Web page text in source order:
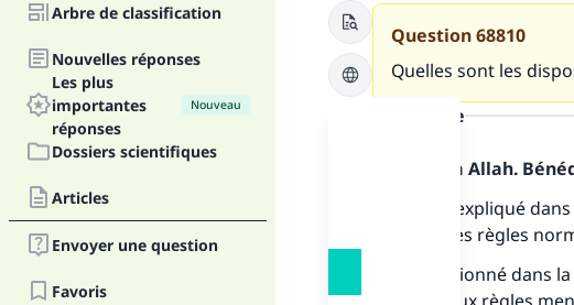
Arbre de classification
Nouvelles réponses
Les plus
importantes
réponses
Nouveau
Dossiers scientifiques
Articles
Envoyer une question
Favoris
Question68810
Quelles sont les
la réponse
Louange à Allah.
On a déjà expliqué
découle des règles
On a mentionné dans